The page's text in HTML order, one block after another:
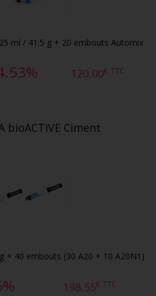
ml / 41.5 g + 20 embouts Automix
120,00€ TTC
bioACTIVE Ciment
+ 40 embouts (30 A20 + 10 A20N1)
198,55€ TTC